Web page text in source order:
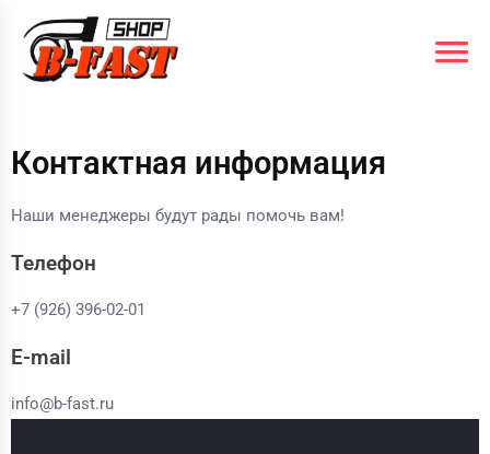
Контактная информация
Наши менеджеры будут рады помочь вам!
Телефон
+7 (926) 396-02-01
E-mail
info@b-fast.ru